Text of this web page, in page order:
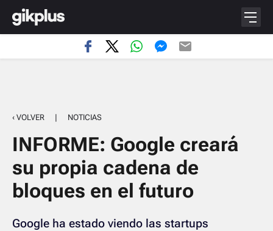
‹ VOLVER | NOTICIAS
INFORME: Google creará
su propia cadena de
bloques en el futuro
Google ha estado viendo las startups